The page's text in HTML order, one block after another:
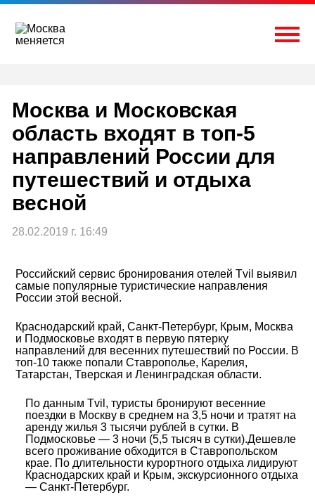
Перейти
содержимому
Москва и Московская
область входят в топ-5
направлений России для
путешествий и отдыха
весной
28.02.2019 г. 16:49
Российский сервис бронирования отелей Tvil выявил
самые популярные туристические направления
России этой весной.
Краснодарский край, Санкт-Петербург, Крым, Москва
и Подмосковье входят в первую пятерку
направлений для весенних путешествий по России. В
топ-10 также попали Ставрополье, Карелия,
Татарстан, Тверская и Ленинградская области.
По данным Tvil, туристы бронируют весенние
поездки в Москву в среднем на 3,5 ночи и тратят на
аренду жилья 3 тысячи рублей в сутки. В
Подмосковье — 3 ночи (5,5 тысяч в сутки).Дешевле
всего проживание обходится в Ставропольском
крае. По длительности курортного отдыха лидируют
Краснодарских край и Крым, экскурсионного отдыха
— Санкт-Петербург.